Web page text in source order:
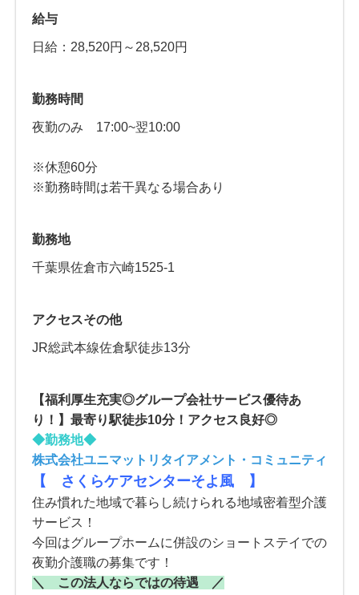
給与
日給：28,520円～28,520円
勤務時間
夜勤のみ 17:00~翌10:00
※休憩60分
※勤務時間は若干異なる場合あり
勤務地
千葉県佐倉市六崎1525-1
アクセスその他
JR総武本線佐倉駅徒歩13分
【福利厚生充実◎グループ会社サービス優待あ
り！】最寄り駅徒歩10分！アクセス良好◎
◆勤務地◆
株式会社ユニマットリタイアメント・コミュニティ
【 さくらケアセンターそよ風 】
住み慣れた地域で暮らし続けられる地域密着型介護
サービス！
今回はグループホームに併設のショートステイでの
夜勤介護職の募集です！
＼ この法人ならではの待遇 ／